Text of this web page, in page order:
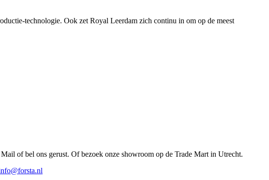
technologie. Ook zet Royal Leerdam zich continu in om op de meest
of bel ons gerust. Of bezoek onze showroom op de Trade Mart in Utrecht.